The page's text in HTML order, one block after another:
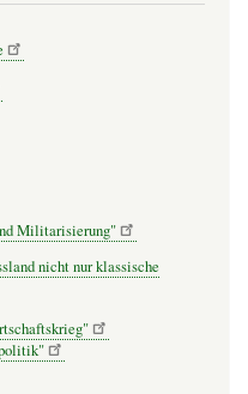
Militarisierung"
nicht nur klassische